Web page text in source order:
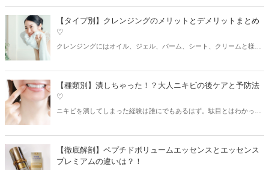
朝の洗顔方法をご紹介します♫
【タイプ別】クレンジングのメリットとデメリットまとめ
♡
クレンジングにはオイル、ジェル、バーム、シート、クリームと様々
リットとデメリットを紹介します♪
【種類別】潰しちゃった！？大人ニキビの後ケアと予防法
♡
ニキビを潰してしまった経験は誰にでもあるはず。駄目とはわかって
【徹底解剖】ペプチドボリュームエッセンスとエッセンス
プレミアムの違いは？！